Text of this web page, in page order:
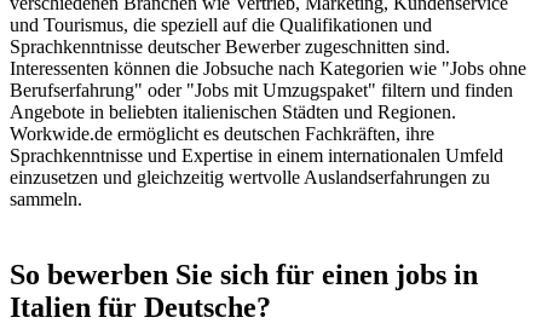
und Tourismus, die speziell auf die Qualifikationen und
Sprachkenntnisse deutscher Bewerber zugeschnitten sind.
Interessenten können die Jobsuche nach Kategorien wie "Jobs ohne
Berufserfahrung" oder "Jobs mit Umzugspaket" filtern und finden
Angebote in beliebten italienischen Städten und Regionen.
Workwide.de ermöglicht es deutschen Fachkräften, ihre
Sprachkenntnisse und Expertise in einem internationalen Umfeld
einzusetzen und gleichzeitig wertvolle Auslandserfahrungen zu
sammeln.
So bewerben Sie sich für einen jobs in
Italien für Deutsche?